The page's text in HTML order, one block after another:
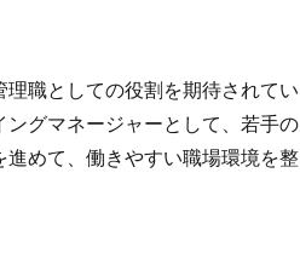
職としての役割を期待されてい
グマネージャーとして、若手の
めて、働きやすい職場環境を整